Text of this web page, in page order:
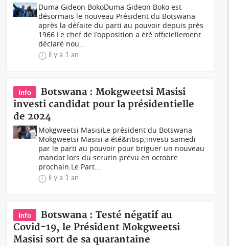
Duma Gideon BokoDuma Gideon Boko est
désormais le nouveau Président du Botswana
après la défaite du parti au pouvoir depuis près
1966.Le chef de l'opposition a été officiellement
déclaré nou...
il y a 1 an
Info
Botswana : Mokgweetsi Masisi
investi candidat pour la présidentielle
de 2024
Mokgweetsi MasisiLe président du Botswana
Mokgweetsi Masisi a été&nbsp;investi samedi
par le parti au pouvoir pour briguer un nouveau
mandat lors du scrutin prévu en octobre
prochain.Le Part...
il y a 1 an
Info
Botswana : Testé négatif au
Covid-19, le Président Mokgweetsi
Masisi sort de sa quarantaine